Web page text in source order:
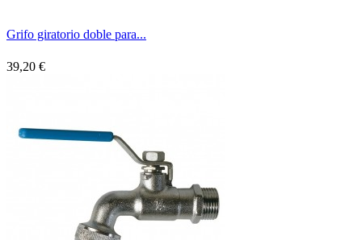
Grifo giratorio doble para...
39,20 €